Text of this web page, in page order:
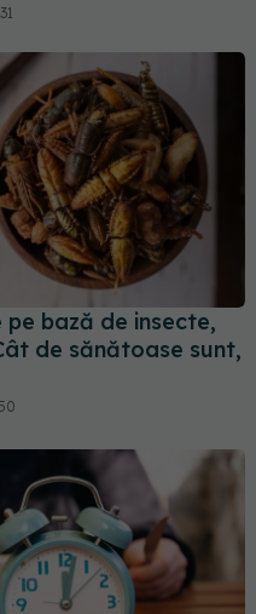
pe bază de insecte,
de sănătoase sunt,